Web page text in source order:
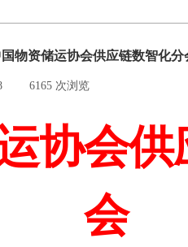
国物资储运协会供应链数智化分
6165 次浏览
协会供
会